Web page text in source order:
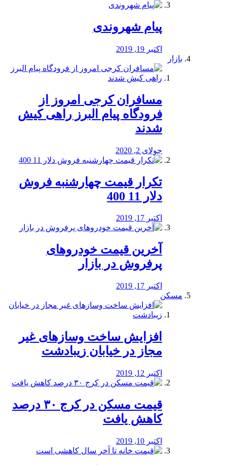
پیام شهروندی
اکتبر 19, 2019
بازار
مسافران کرجی امروز از
فرودگاه پیام البرز راهی کیش
شدند
جولای 2, 2020
تکرار قیمت چهارشنبه فروش
دلار 11 400
اکتبر 17, 2019
آخرین قیمت خودرو‌های
پرفروش در بازار
اکتبر 17, 2019
مسکن
افزایش ساخت وسازهای غیر
مجاز در خیابان زیبادشت
اکتبر 12, 2019
️قیمت مسکن در کرج ۳۰ درصد
کاهش یافت
اکتبر 10, 2019